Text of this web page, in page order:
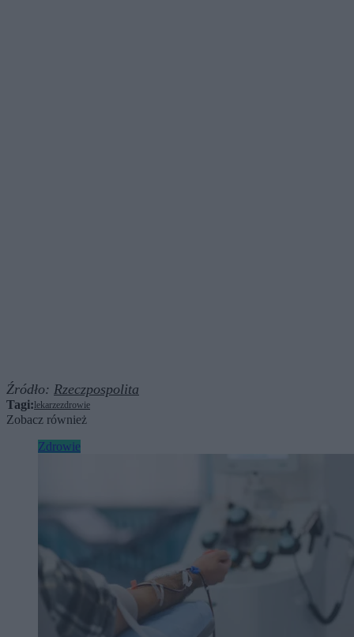
Źródło: Rzeczpospolita
Tagi: lekarzezdrowie
Zobacz również
Zdrowie